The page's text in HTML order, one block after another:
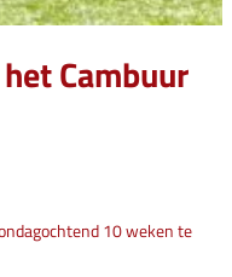
Cambuur
10 weken te